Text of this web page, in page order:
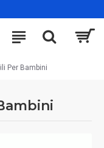
Per Bambini